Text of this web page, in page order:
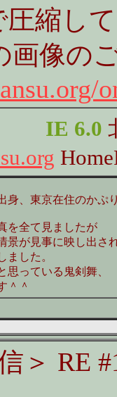
圧縮し
画像の
IE 6.0
、東京在住のかぷ
を全て見ましたが
景が見事に映し出さ
ました。
っている鬼剣舞、
＾＾
RE